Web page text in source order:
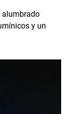
alumbrado
y un